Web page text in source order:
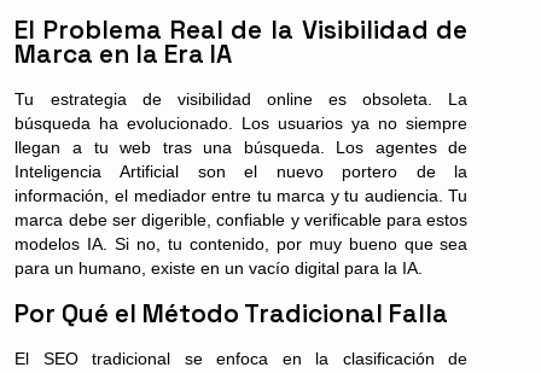
El Problema Real de la Visibilidad de
Marca en la Era IA
Tu estrategia de visibilidad online es obsoleta. La
búsqueda ha evolucionado. Los usuarios ya no siempre
llegan a tu web tras una búsqueda. Los agentes de
Inteligencia Artificial son el nuevo portero de la
información, el mediador entre tu marca y tu audiencia. Tu
marca debe ser digerible, confiable y verificable para estos
modelos IA. Si no, tu contenido, por muy bueno que sea
para un humano, existe en un vacío digital para la IA.
Por Qué el Método Tradicional Falla
El SEO tradicional se enfoca en la clasificación de